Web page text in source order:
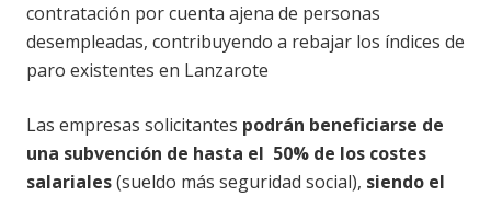
contratación por cuenta ajena de personas
desempleadas, contribuyendo a rebajar los índices de
paro existentes en Lanzarote
Las empresas solicitantes podrán beneficiarse de
una subvención de hasta el 50% de los costes
salariales(sueldo más seguridad social), siendo el